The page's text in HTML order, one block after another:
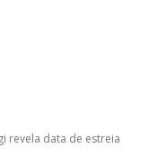
revela data de estreia